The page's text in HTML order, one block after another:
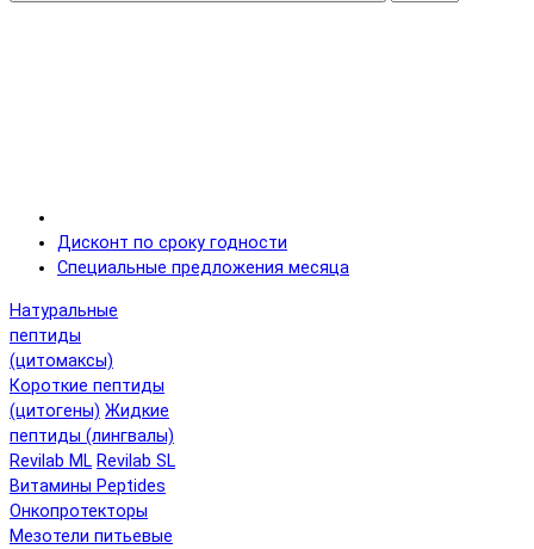
Дисконт по сроку годности
Специальные предложения месяца
Натуральные
пептиды
(цитомаксы)
Короткие пептиды
(цитогены) Жидкие
пептиды (лингвалы)
Revilab ML Revilab SL
Витамины Peptides
Онкопротекторы
Мезотели питьевые